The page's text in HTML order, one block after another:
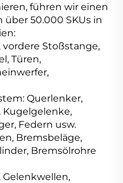
führen wir einen
50.000 SKUs in
vordere Stoßstange,
Türen,
Querlenker,
Kugelgelenke,
Federn usw.
Bremsbeläge,
Bremsölrohre